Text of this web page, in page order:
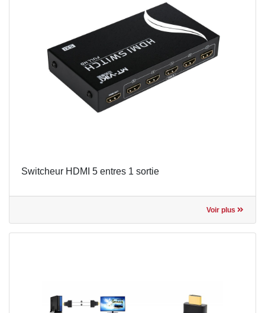
Switcheur HDMI 5 entres 1 sortie
Voir plus